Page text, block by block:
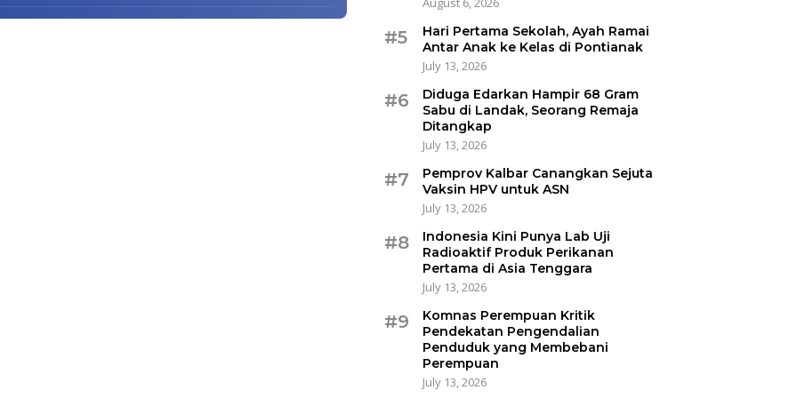
#5
Hari Pertama Sekolah, Ayah Ramai
Antar Anak ke Kelas di Pontianak
July 13, 2026
#6
Diduga Edarkan Hampir 68 Gram
Sabu di Landak, Seorang Remaja
Ditangkap
July 13, 2026
#7
Pemprov Kalbar Canangkan Sejuta
Vaksin HPV untuk ASN
July 13, 2026
#8
Indonesia Kini Punya Lab Uji
Radioaktif Produk Perikanan
Pertama di Asia Tenggara
July 13, 2026
#9
Komnas Perempuan Kritik
Pendekatan Pengendalian
Penduduk yang Membebani
Perempuan
July 13, 2026